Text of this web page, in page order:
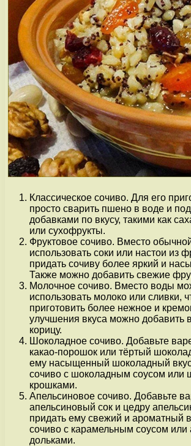
Классическое сочиво. Для его
просто сварить пшено в воде и
добавками по вкусу, такими как
или сухофрукты.
Фруктовое сочиво. Вместо
использовать соки или настои из
придать сочиву более яркий и
Также можно добавить свежие
Молочное сочиво. Вместо воды
использовать молоко или сливки,
приготовить более нежное и
улучшения вкуса можно добавить
корицу.
Шоколадное сочиво. Добавьте
какао-порошок или тёртый
ему насыщенный шоколадный
сочиво с шоколадным соусом или
крошками.
Апельсиновое сочиво. Добавьте
апельсиновый сок и цедру
придать ему свежий и ароматный
сочиво с карамельным соусом
дольками.